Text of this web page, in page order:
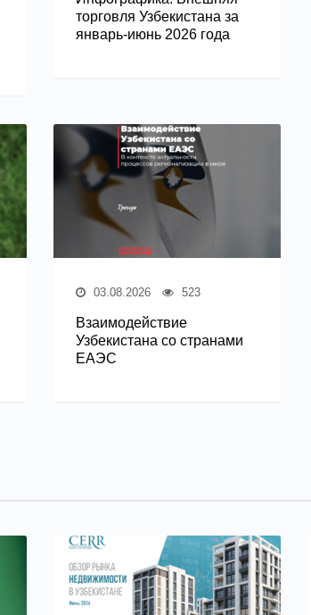
торговля Узбекистана за
январь-июнь 2026 года
03.08.2026 523
Взаимодействие
Узбекистана со странами
ЕАЭС